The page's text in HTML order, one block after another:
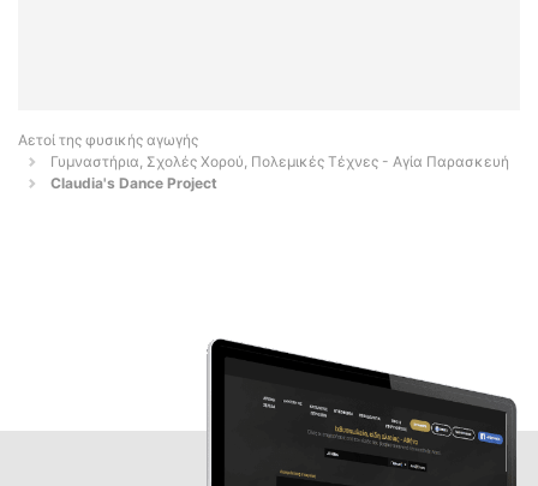
Αετοί της φυσικής αγωγής
Γυμναστήρια, Σχολές Χορού, Πολεμικές Τέχνες - Αγία Παρασκευή
Claudia's Dance Project